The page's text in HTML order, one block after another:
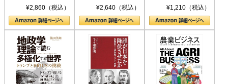
¥2,860（税込） ¥2,640（税込）
ト S 039)¥1,210（税込）